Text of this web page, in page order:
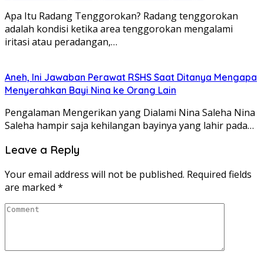
Apa Itu Radang Tenggorokan? Radang tenggorokan
adalah kondisi ketika area tenggorokan mengalami
iritasi atau peradangan,…
Aneh, Ini Jawaban Perawat RSHS Saat Ditanya Mengapa
Menyerahkan Bayi Nina ke Orang Lain
Pengalaman Mengerikan yang Dialami Nina Saleha Nina
Saleha hampir saja kehilangan bayinya yang lahir pada…
Leave a Reply
Your email address will not be published. Required fields
are marked *